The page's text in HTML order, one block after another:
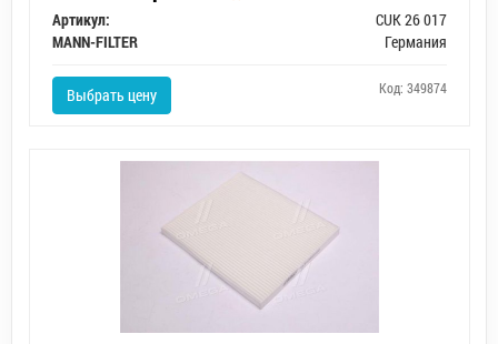
Артикул:
CUK 26 017
MANN-FILTER
Германия
Выбрать цену Код: 349874